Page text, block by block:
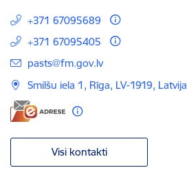
+371 67095689
+371 67095405
E-pasts:
pasts@fm.gov.lv
Smilšu iela 1, Rīga, LV-1919, Latvija
Visi kontakti